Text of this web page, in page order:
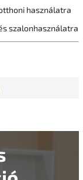
használatra
szalonhasználatra